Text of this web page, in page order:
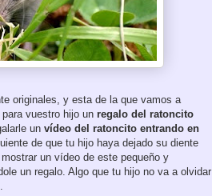
originales, y esta de la que vamos a
vuestro hijo un regalo del ratoncito
un vídeo del ratoncito entrando en
de que tu hijo haya dejado su diente
un vídeo de este pequeño y
un regalo. Algo que tu hijo no va a olvidar